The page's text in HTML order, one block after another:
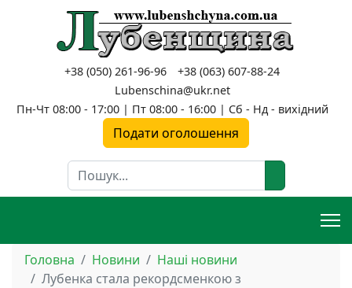
+38 (050) 261-96-96
+38 (063) 607-88-24
Lubenschina@ukr.net
Пн-Чт 08:00 - 17:00 | Пт 08:00 - 16:00 | Сб - Нд - вихідний
Подати оголошення
Пошук
Головна Новини
Наші новини
Лубенка стала рекордсменкою з